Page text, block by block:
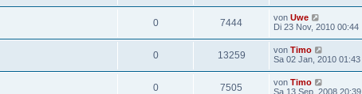
0 7444 von Uwe
Di 23 Nov, 2010 00:44
0 13259 von Timo
Sa 02 Jan, 2010 01:43
0 7505 von Timo
Sa 13 Sep, 2008 20:39